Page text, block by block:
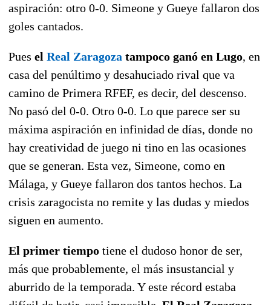
aspiración: otro 0-0. Simeone y Gueye fallaron dos
goles cantados.
Pues el Real Zaragoza tampoco ganó en Lugo, en
casa del penúltimo y desahuciado rival que va
camino de Primera RFEF, es decir, del descenso.
No pasó del 0-0. Otro 0-0. Lo que parece ser su
máxima aspiración en infinidad de días, donde no
hay creatividad de juego ni tino en las ocasiones
que se generan. Esta vez, Simeone, como en
Málaga, y Gueye fallaron dos tantos hechos. La
crisis zaragocista no remite y las dudas y miedos
siguen en aumento.
El primer tiempo tiene el dudoso honor de ser,
más que probablemente, el más insustancial y
aburrido de la temporada. Y este récord estaba